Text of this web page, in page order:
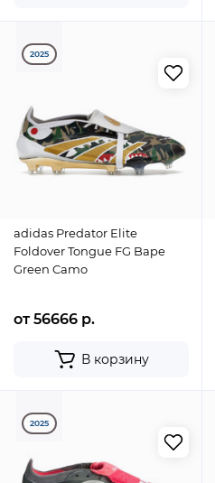
2025
adidas Predator Elite
Foldover Tongue FG Bape
Green Camo
от 56666 р.
В корзину
2025